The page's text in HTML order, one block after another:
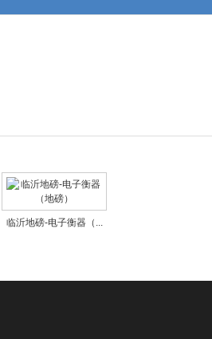
临沂地磅-电子衡器（...